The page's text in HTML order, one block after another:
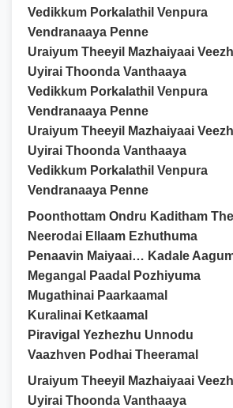
Vedikkum Porkalathil Venpura
Vendranaaya Penne
Uraiyum Theeyil Mazhaiyaai
Uyirai Thoonda Vanthaaya
Vedikkum Porkalathil Venpura
Vendranaaya Penne
Uraiyum Theeyil Mazhaiyaai
Uyirai Thoonda Vanthaaya
Vedikkum Porkalathil Venpura
Vendranaaya Penne
Poonthottam Ondru Kaditham
Neerodai Ellaam Ezhuthuma
Penaavin Maiyaai… Kadale
Megangal Paadal Pozhiyuma
Mugathinai Paarkaamal
Kuralinai Ketkaamal
Piravigal Yezhezhu Unnodu
Vaazhven Podhai Theeramal
Uraiyum Theeyil Mazhaiyaai
Uyirai Thoonda Vanthaaya